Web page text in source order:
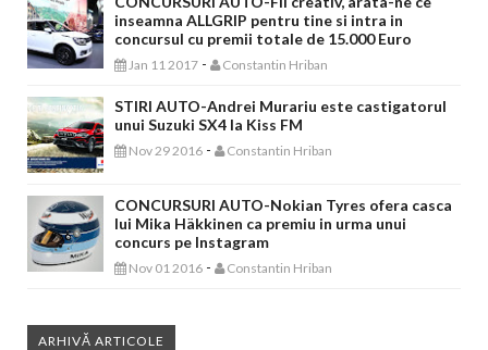
inseamna ALLGRIP pentru tine si intra in
concursul cu premii totale de 15.000 Euro
Jan 11 2017 - Constantin Hriban
STIRI AUTO-Andrei Murariu este castigatorul
unui Suzuki SX4 la Kiss FM
Nov 29 2016 - Constantin Hriban
CONCURSURI AUTO-Nokian Tyres ofera casca
lui Mika Häkkinen ca premiu in urma unui
concurs pe Instagram
Nov 01 2016 - Constantin Hriban
ARHIVĂ ARTICOLE